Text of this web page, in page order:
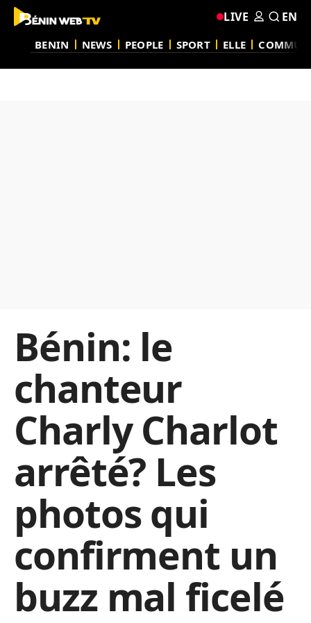
BENIN NEWS PEOPLE SPORT ELLE
LIVE EN
Bénin: le
chanteur
Charly Charlot
arrêté? Les
photos qui
confirment un
buzz mal ficelé